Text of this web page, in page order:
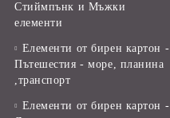
Стиймпънк и Мъжки
елементи
Елементи от бирен картон -
Пътешестия - море, планина
,транспорт
Елементи от бирен картон -